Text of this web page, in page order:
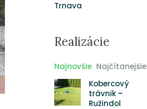
Trnava
Realizácie
Najnovšie Najčítanejšie
Kobercový
trávnik –
Ružindol